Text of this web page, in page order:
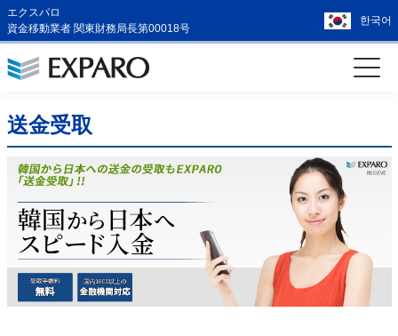
エクスパロ
資金移動業者 関東財務局長第00018号
한국어
送金受取